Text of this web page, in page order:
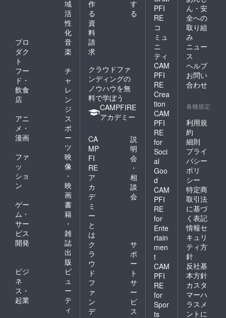
せん。
域
活
性
化
プロ
ダク
ト
音
楽
フー
ド・
飲食
店
チ
ャ
レ
ン
ジ
アニ
メ・
漫画
ス
ポ
ー
ツ
ファ
ッ
ショ
ン
映
像
・
映
画
ゲー
ム・
サー
ビス
開発
書
籍
・
雑
誌
出
版
ビジ
ネ
ス・
起業
ビ
ュ
ー
テ
ィ
作
る
す
る
資
料
請
求
クラウドファ
ンディングの
ノウハウを無
料で学ぼう
CAMPFIRE
アカデミー
CA
MP
FI
RE
ア
カ
デ
ミ
ー
と
は
説
明
会
・
相
談
会
ク
ラ
ウ
ド
フ
ァ
ン
デ
サ
ポ
ー
ト
サ
ー
ビ
ス
PFI
RE
コ
ミュ
ニ
ティ
CAM
PFI
RE
Crea
tion
CAM
PFI
RE
for
Soci
al
Goo
d
CAM
PFI
RE
for
Ente
rtain
men
t
CAM
PFI
RE
for
Spor
ts
ん・安
全への
取り組
み
ニュー
ス
ヘルプ
お問い
合わせ
各種規定
利用規
約
細則
プライ
バシー
ポリ
シー
特定商
取引法
に基づ
く表記
情報セ
キュリ
ティ方
針
反社基
本方針
カスタ
マーハ
ラスメ
ントに